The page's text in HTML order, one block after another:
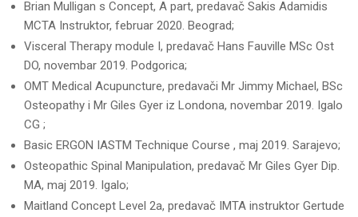
Brian Mulligan s Concept, A part, predavač Sakis Adamidis
MCTA Instruktor, februar 2020. Beograd;
Visceral Therapy module I, predavač Hans Fauville MSc Ost
DO, novembar 2019. Podgorica;
OMT Medical Acupuncture, predavači Mr Jimmy Michael, BSc
Osteopathy i Mr Giles Gyer iz Londona, novembar 2019. Igalo
CG ;
Basic ERGON IASTM Technique Course , maj 2019. Sarajevo;
Osteopathic Spinal Manipulation, predavač Mr Giles Gyer Dip.
MA, maj 2019. Igalo;
Maitland Concept Level 2a, predavač IMTA instruktor Gertude